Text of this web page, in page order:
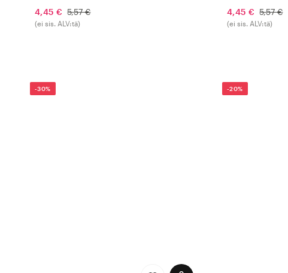
4,45 € 5,57 €
(ei sis. ALV:tä)
4,45 € 5,57 €
(ei sis. ALV:tä)
-30% -20%